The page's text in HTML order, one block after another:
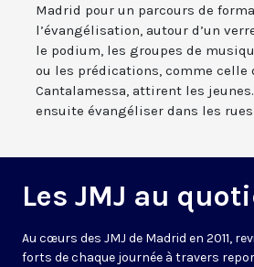
Madrid pour un parcours de
l’évangélisation, autour d’un
le podium, les groupes de
ou les prédications, comme celle
Cantalamessa, attirent les
ensuite évangéliser dans les
Les JMJ au
Au cœurs des JMJ de Madrid en 2011,
forts de chaque journée à travers